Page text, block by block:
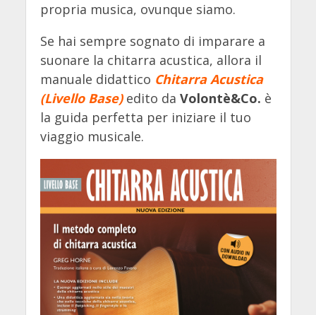
propria musica, ovunque siamo.
Se hai sempre sognato di imparare a
suonare la chitarra acustica, allora il
manuale didattico Chitarra Acustica
(Livello Base)edito da Volontè&Co. è
la guida perfetta per iniziare il tuo
viaggio musicale.